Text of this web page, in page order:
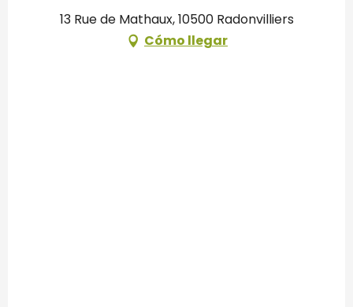
13 Rue de Mathaux, 10500 Radonvilliers
Cómo llegar